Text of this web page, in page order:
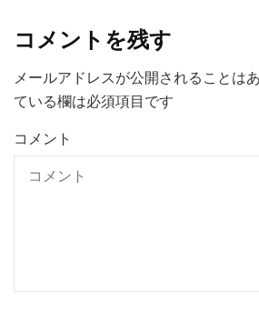
コメントを残す
メールアドレスが公開されることはあ
ている欄は必須項目です
コメント